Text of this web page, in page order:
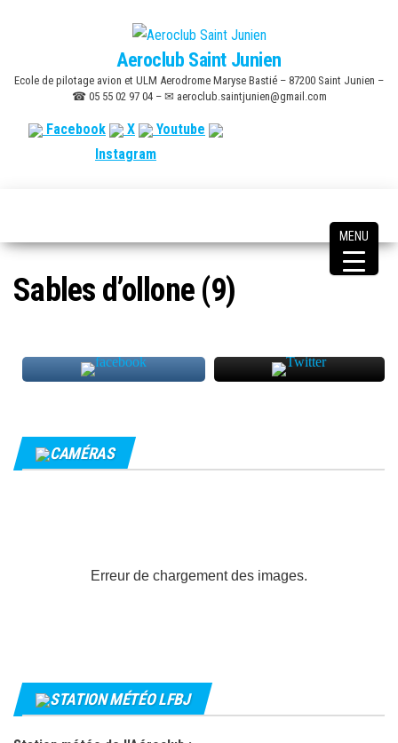
content
Aeroclub Saint Junien
Ecole de pilotage avion et ULM Aerodrome Maryse Bastié – 87200 Saint Junien –
☎ 05 55 02 97 04 – ✉ aeroclub.saintjunien@gmail.com
Facebook X
Youtube
Instagram
Sables d’ollone (9)
CAMÉRAS
Erreur de chargement des images.
STATION MÉTÉO LFBJ
MENU